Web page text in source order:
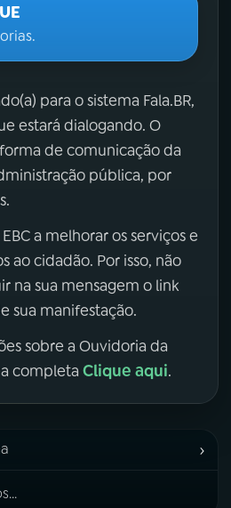
para o sistema Fala.BR,
estará dialogando. O
de comunicação da
pública, por
a melhorar os serviços e
ao cidadão. Por isso, não
na sua mensagem o link
sua manifestação.
sobre a Ouvidoria da
completa Clique aqui.
›